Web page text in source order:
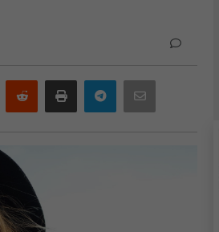
PinterestReddit Print Telegram